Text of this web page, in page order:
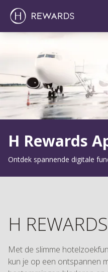
Dia 1 van 1
H Rewards
Ontdek spannende digitale
H
Met de slimme
kun je op een ontspannen